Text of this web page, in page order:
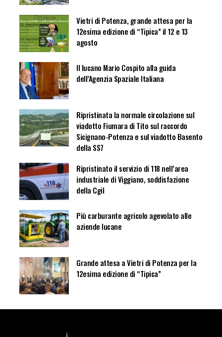
Vietri di Potenza, grande attesa per la
12esima edizione di “Tipica” il 12 e 13
agosto
Il lucano Mario Cospito alla guida
dell’Agenzia Spaziale Italiana
Ripristinata la normale circolazione sul
viadotto Fiumara di Tito sul raccordo
Sicignano-Potenza e sul viadotto Basento
della SS7
Ripristinato il servizio di 118 nell’area
industriale di Viggiano, soddisfazione
della Cgil
Più carburante agricolo agevolato alle
aziende lucane
Grande attesa a Vietri di Potenza per la
12esima edizione di “Tipica”